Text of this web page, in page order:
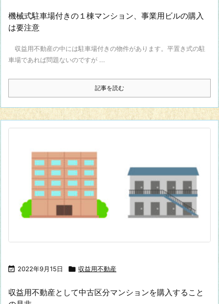
機械式駐車場付きの１棟マンション、事業用ビルの購入
は要注意
収益用不動産の中には駐車場付きの物件があります。平置き式の駐
車場であれば問題ないのですが ...
記事を読む
 2022年9月15日  収益用不動産
収益用不動産として中古区分マンションを購入すること